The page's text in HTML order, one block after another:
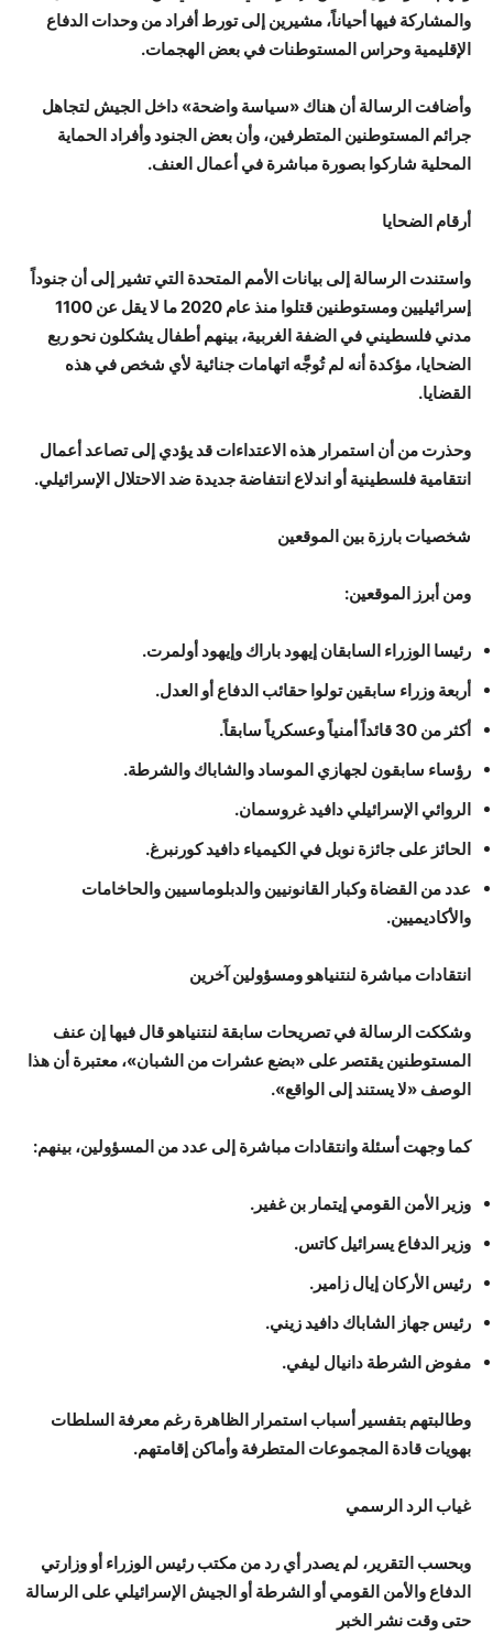
والمشاركة فيها أحياناً، مشيرين إلى تورط أفراد من وحدات الدفاع
الإقليمية وحراس المستوطنات في بعض الهجمات.
وأضافت الرسالة أن هناك «سياسة واضحة» داخل الجيش لتجاهل
جرائم المستوطنين المتطرفين، وأن بعض الجنود وأفراد الحماية
المحلية شاركوا بصورة مباشرة في أعمال العنف.
أرقام الضحايا
واستندت الرسالة إلى بيانات الأمم المتحدة التي تشير إلى أن جنوداً
إسرائيليين ومستوطنين قتلوا منذ عام 2020 ما لا يقل عن 1100
مدني فلسطيني في الضفة الغربية، بينهم أطفال يشكلون نحو ربع
الضحايا، مؤكدة أنه لم تُوجَّه اتهامات جنائية لأي شخص في هذه
القضايا.
وحذرت من أن استمرار هذه الاعتداءات قد يؤدي إلى تصاعد أعمال
انتقامية فلسطينية أو اندلاع انتفاضة جديدة ضد الاحتلال الإسرائيلي.
شخصيات بارزة بين الموقعين
ومن أبرز الموقعين:
رئيسا الوزراء السابقان إيهود باراك وإيهود أولمرت.
أربعة وزراء سابقين تولوا حقائب الدفاع أو العدل.
أكثر من 30 قائداً أمنياً وعسكرياً سابقاً.
رؤساء سابقون لجهازي الموساد والشاباك والشرطة.
الروائي الإسرائيلي دافيد غروسمان.
الحائز على جائزة نوبل في الكيمياء دافيد كورنبرغ.
عدد من القضاة وكبار القانونيين والدبلوماسيين والحاخامات
والأكاديميين.
انتقادات مباشرة لنتنياهو ومسؤولين آخرين
وشككت الرسالة في تصريحات سابقة لنتنياهو قال فيها إن عنف
المستوطنين يقتصر على «بضع عشرات من الشبان»، معتبرة أن هذا
الوصف «لا يستند إلى الواقع».
كما وجهت أسئلة وانتقادات مباشرة إلى عدد من المسؤولين، بينهم:
وزير الأمن القومي إيتمار بن غفير.
وزير الدفاع يسرائيل كاتس.
رئيس الأركان إيال زامير.
رئيس جهاز الشاباك دافيد زيني.
مفوض الشرطة دانيال ليفي.
وطالبتهم بتفسير أسباب استمرار الظاهرة رغم معرفة السلطات
بهويات قادة المجموعات المتطرفة وأماكن إقامتهم.
غياب الرد الرسمي
وبحسب التقرير، لم يصدر أي رد من مكتب رئيس الوزراء أو وزارتي
الدفاع والأمن القومي أو الشرطة أو الجيش الإسرائيلي على الرسالة
حتى وقت نشر الخبر